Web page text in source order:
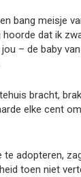
bang meisje
dat ik
– de baby
bracht,
elke cent
adopteren,
toen niet